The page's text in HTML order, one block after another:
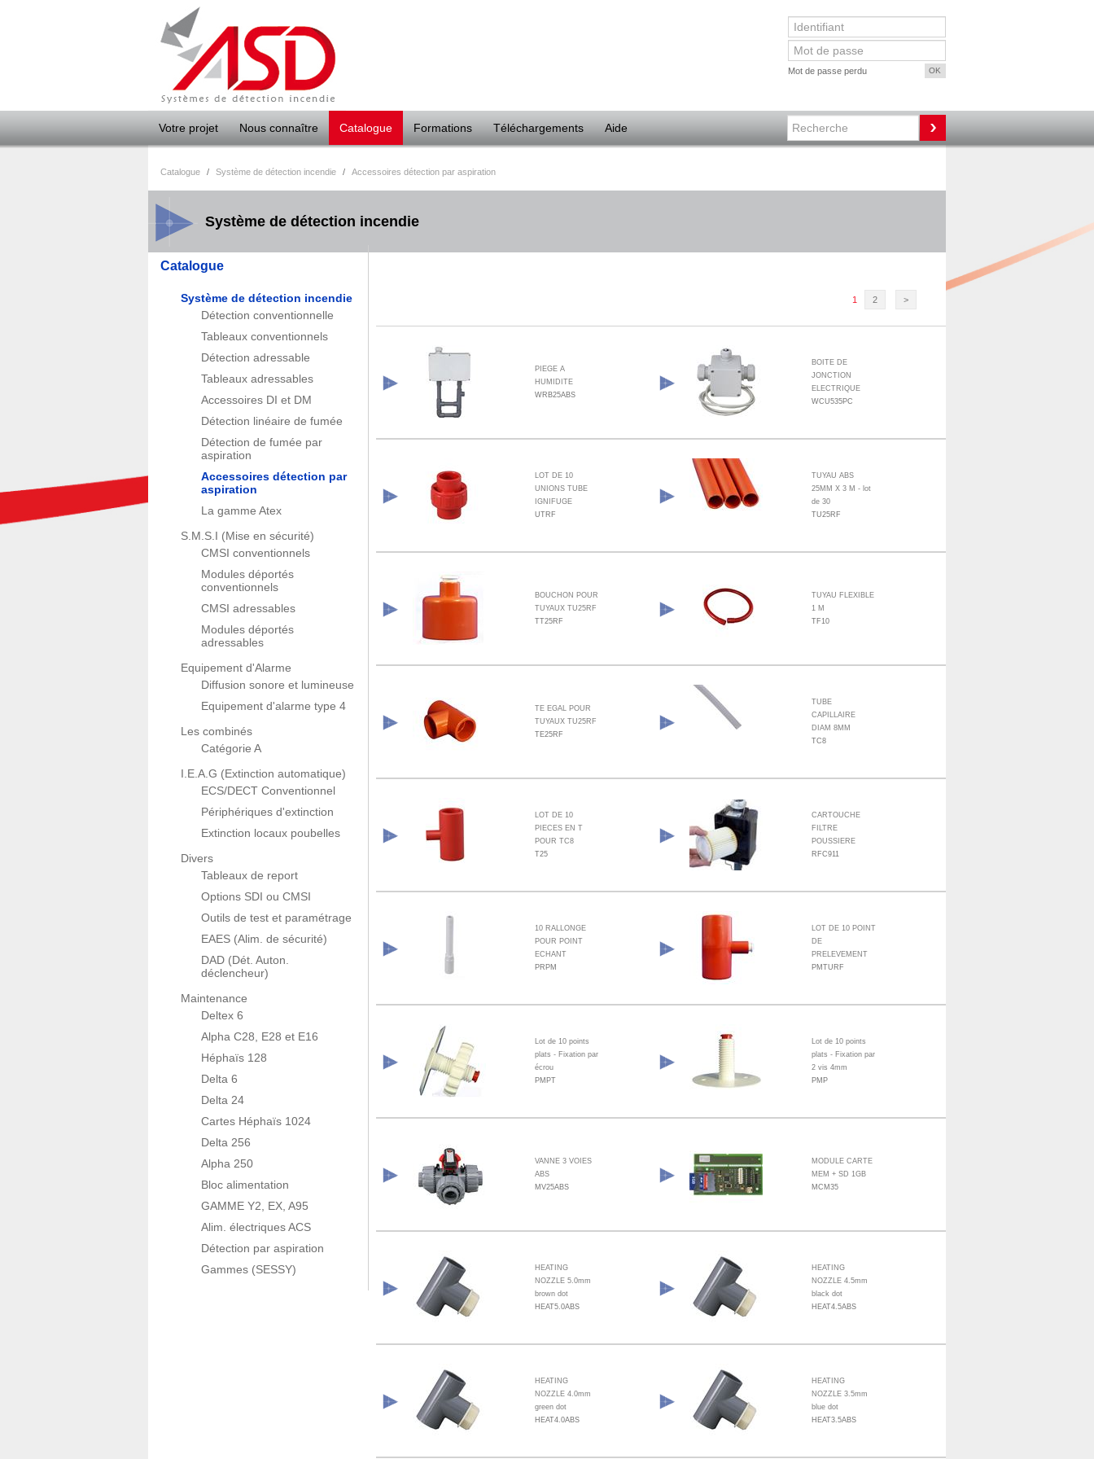
Mot de passe perdu
Votre projet Nous connaître Catalogue Formations Téléchargements Aide
Catalogue
Système de détection incendie
Détection conventionnelle
Tableaux conventionnels
Détection adressable
Tableaux adressables
Accessoires DI et DM
Détection linéaire de fumée
Détection de fumée par
aspiration
Accessoires détection par
aspiration
La gamme Atex
S.M.S.I (Mise en sécurité)
CMSI conventionnels
Modules déportés
conventionnels
CMSI adressables
Modules déportés
adressables
Equipement d'Alarme
Diffusion sonore et lumineuse
Equipement d'alarme type 4
Les combinés
Catégorie A
I.E.A.G (Extinction automatique)
ECS/DECT Conventionnel
Périphériques d'extinction
Extinction locaux poubelles
Divers
Tableaux de report
Options SDI ou CMSI
Outils de test et paramétrage
EAES (Alim. de sécurité)
DAD (Dét. Auton.
déclencheur)
Maintenance
Deltex 6
Alpha C28, E28 et E16
Héphaïs 128
Delta 6
Delta 24
Cartes Héphaïs 1024
Delta 256
Alpha 250
Bloc alimentation
GAMME Y2, EX, A95
Alim. électriques ACS
Détection par aspiration
Gammes (SESSY)
Catalogue / Système de détection incendie / Accessoires détection par aspiration
Système de détection incendie
1 2 >
PIEGE A
HUMIDITE
WRB25ABS
BOITE DE
JONCTION
ELECTRIQUE
WCU535PC
LOT DE 10
UNIONS TUBE
IGNIFUGE
UTRF
TUYAU ABS
25MM X 3 M - lot
de 30
TU25RF
BOUCHON POUR
TUYAUX TU25RF
TT25RF
TUYAU FLEXIBLE
1 M
TF10
TE EGAL POUR
TUYAUX TU25RF
TE25RF
TUBE
CAPILLAIRE
DIAM 8MM
TC8
LOT DE 10
PIECES EN T
POUR TC8
T25
CARTOUCHE
FILTRE
POUSSIERE
RFC911
10 RALLONGE
POUR POINT
ECHANT
PRPM
LOT DE 10 POINT
DE
PRELEVEMENT
PMTURF
Lot de 10 points
plats - Fixation par
écrou
PMPT
Lot de 10 points
plats - Fixation par
2 vis 4mm
PMP
VANNE 3 VOIES
ABS
MV25ABS
MODULE CARTE
MEM + SD 1GB
MCM35
HEATING
NOZZLE 5.0mm
brown dot
HEAT5.0ABS
HEATING
NOZZLE 4.5mm
black dot
HEAT4.5ABS
HEATING
NOZZLE 4.0mm
green dot
HEAT4.0ABS
HEATING
NOZZLE 3.5mm
blue dot
HEAT3.5ABS